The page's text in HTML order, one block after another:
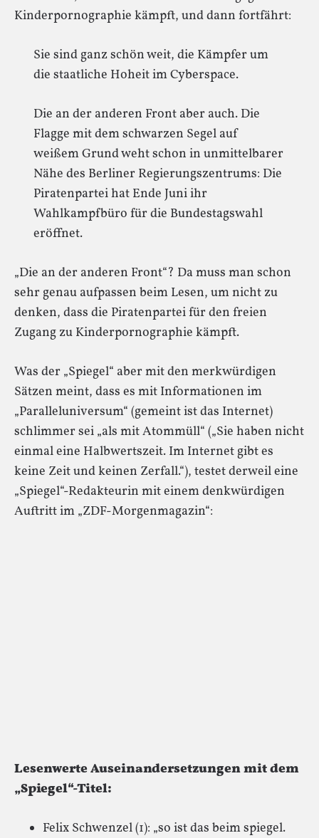
Kinderpornographie kämpft, und dann fortfährt:
Sie sind ganz schön weit, die Kämpfer um
die staatliche Hoheit im Cyberspace.
Die an der anderen Front aber auch. Die
Flagge mit dem schwarzen Segel auf
weißem Grund weht schon in unmittelbarer
Nähe des Berliner Regierungszentrums: Die
Piratenpartei hat Ende Juni ihr
Wahlkampfbüro für die Bundestagswahl
eröffnet.
„Die an der anderen Front“? Da muss man schon
sehr genau aufpassen beim Lesen, um nicht zu
denken, dass die Piratenpartei für den freien
Zugang zu Kinderpornographie kämpft.
Was der „Spiegel“ aber mit den merkwürdigen
Sätzen meint, dass es mit Informationen im
„Paralleluniversum“ (gemeint ist das Internet)
schlimmer sei „als mit Atommüll“ („Sie haben nicht
einmal eine Halbwertszeit. Im Internet gibt es
keine Zeit und keinen Zerfall.“), testet derweil eine
„Spiegel“-Redakteurin mit einem denkwürdigen
Auftritt im „ZDF-Morgenmagazin“:
Lesenwerte Auseinandersetzungen mit dem
„Spiegel“-Titel:
Felix Schwenzel (1): „so ist das beim spiegel.